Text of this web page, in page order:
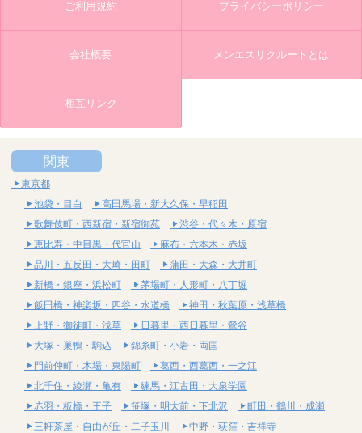
ご利用規約 プライバシーポリシー
会社概要 メンエスリクルートとは
相互リンク
関東
東京都
池袋・目白
高田馬場・新大久保・早稲田
歌舞伎町・西新宿・新宿御苑
渋谷・代々木・原宿
恵比寿・中目黒・代官山
麻布・六本木・赤坂
品川・五反田・大崎・田町
蒲田・大森・大井町
新橋・銀座・浜松町
茅場町・人形町・八丁堀
飯田橋・神楽坂・四谷・水道橋
神田・秋葉原・浅草橋
上野・御徒町・浅草
日暮里・西日暮里・鶯谷
大塚・巣鴨・駒込
錦糸町・小岩・両国
門前仲町・木場・東陽町
葛西・西葛西・一之江
北千住・綾瀬・亀有
練馬・江古田・大泉学園
赤羽・板橋・王子
笹塚・明大前・下北沢
町田・鶴川・成瀬
三軒茶屋・自由が丘・二子玉川
中野・荻窪・吉祥寺